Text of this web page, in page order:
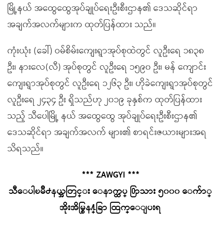
မြို့နယ် အထွေထွေအုပ်ချုပ်ရေးဦးစီးဌာန၏ ဒေသဆိုင်ရာ
အချက်အလက်များက ထုတ်ပြန်ထား သည်။
ကုံးယုံး (ခေါ်) ဝမ်စိမ်းကျေးရွာအုပ်စုထဲတွင် လူဦးရေ ၁၈၃၈
ဦး၊ နားလေ(လီ) အုပ်စုတွင် လူဦးရေ ၁၅၉၀ ဦး၊ မန် ကျောင်း
ကျေးရွာအုပ်စုတွင် လူဦးရေ ၁၂၆၃ ဦး၊ ဟိုခဲကျေးရွာအုပ်စုတွင်
လူဦးရေ ၂၄၃၄ ဦး ရှိသည်ဟု ၂၀၁၉ ခုနှစ်က ထုတ်ပြန်ထား
သည့် သီပေါမြို့ နယ် အထွေထွေ အုပ်ချုပ်ရေးဦးစီးဌာန၏
ဒေသဆိုင်ရာ အချက်အလက် များ၏ စာရင်းဇယားများအရ
သိရသည်။
*** ZAWGYI ***
သီေပါၿမိဳ႕နယ္အတြင္း ေနာက္ထပ္ ႐ြာသား ၅၀၀၀ ေက်ာ္
အိုးအိမ္စြန႔္ခြာ ထြက္ေျပးရ